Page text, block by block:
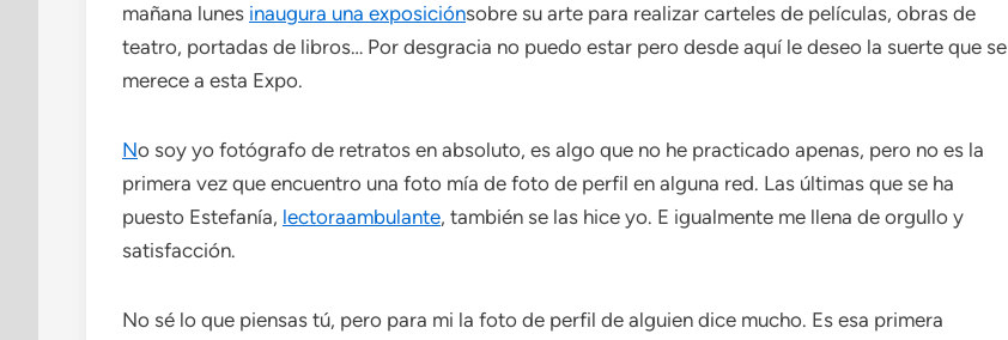
mañana lunes inaugura una exposiciónsobre su arte para realizar carteles de películas, obras de
teatro, portadas de libros… Por desgracia no puedo estar pero desde aquí le deseo la suerte que se
merece a esta Expo.
No soy yo fotógrafo de retratos en absoluto, es algo que no he practicado apenas, pero no es la
primera vez que encuentro una foto mía de foto de perfil en alguna red. Las últimas que se ha
puesto Estefanía, lectoraambulante, también se las hice yo. E igualmente me llena de orgullo y
satisfacción.
No sé lo que piensas tú, pero para mi la foto de perfil de alguien dice mucho. Es esa primera